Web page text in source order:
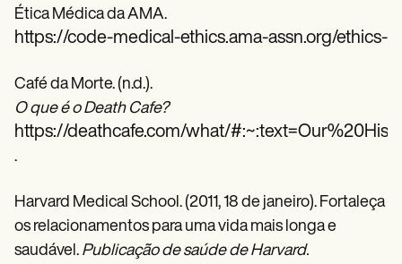
Ética Médica da AMA.
https://code-medical-ethics.ama-assn.org/ethics-
Café da Morte. (n.d.).
O que é o Death Cafe?
https://deathcafe.com/what/
.
Harvard Medical School. (2011, 18 de janeiro). Fortaleça
os relacionamentos para uma vida mais longa e
saudável. Publicação de saúde de Harvard.